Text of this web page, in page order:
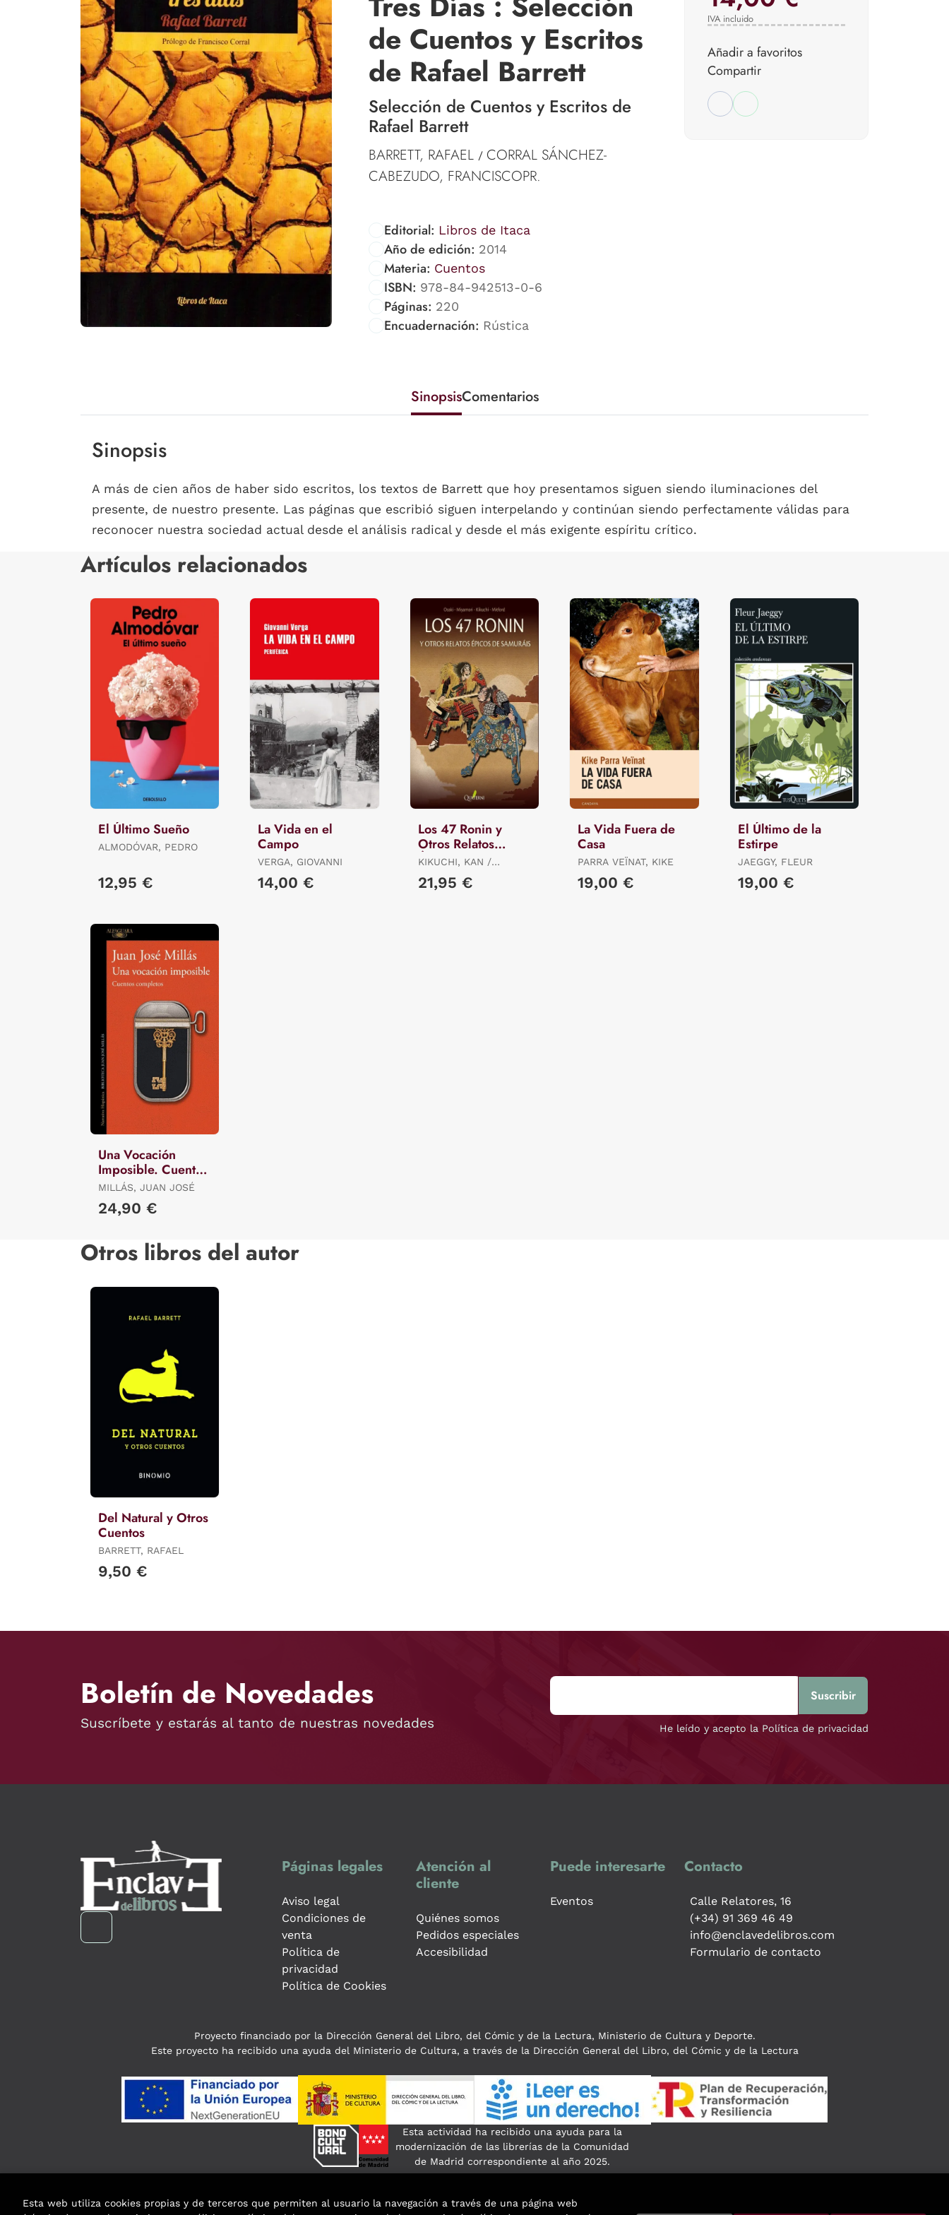
de Cuentos y Escritos
de Rafael Barrett
Selección de Cuentos y Escritos de
Rafael Barrett
BARRETT, RAFAEL / CORRAL SÁNCHEZ-
CABEZUDO, FRANCISCOPR.
Editorial: Libros de Itaca
Año de edición: 2014
Materia: Cuentos
ISBN: 978-84-942513-0-6
Páginas: 220
Encuadernación: Rústica
IVA incluido
Añadir a favoritos
Compartir
SinopsisComentarios
Sinopsis
A más de cien años de haber sido escritos, los textos de Barrett que hoy presentamos siguen siendo iluminaciones del
presente, de nuestro presente. Las páginas que escribió siguen interpelando y continúan siendo perfectamente válidas para
reconocer nuestra sociedad actual desde el análisis radical y desde el más exigente espíritu crítico.
Artículos relacionados
El Último Sueño
ALMODÓVAR, PEDRO
12,95 €
La Vida en el
Campo
VERGA, GIOVANNI
14,00 €
Los 47 Ronin y
Otros Relatos
Épicos de Samuráis
KIKUCHI, KAN /
MIYAMORI, ASATARO /
OZAKI, YEI THEODORA
21,95 €
La Vida Fuera de
Casa
PARRA VEÏNAT, KIKE
19,00 €
El Último de la
Estirpe
JAEGGY, FLEUR
19,00 €
Una Vocación
Imposible. Cuentos
Completos
MILLÁS, JUAN JOSÉ
24,90 €
Otros libros del autor
Del Natural y Otros
Cuentos
BARRETT, RAFAEL
9,50 €
Boletín de Novedades
Suscríbete y estarás al tanto de nuestras novedades He leído y acepto la Política de privacidad
Páginas legales
Aviso legal
Condiciones de
venta
Política de
privacidad
Política de Cookies
Atención al
cliente
Quiénes somos
Pedidos especiales
Accesibilidad
Puede interesarte
Eventos
Contacto
Calle Relatores, 16
(+34) 91 369 46 49
info@enclavedelibros.com
Formulario de contacto
Proyecto financiado por la Dirección General del Libro, del Cómic y de la Lectura, Ministerio de Cultura y Deporte.
Este proyecto ha recibido una ayuda del Ministerio de Cultura, a través de la Dirección General del Libro, del Cómic y de la Lectura
Esta actividad ha recibido una ayuda para la
modernización de las librerías de la Comunidad
de Madrid correspondiente al año 2025.
Esta web utiliza cookies propias y de terceros que permiten al usuario la navegación a través de una página web